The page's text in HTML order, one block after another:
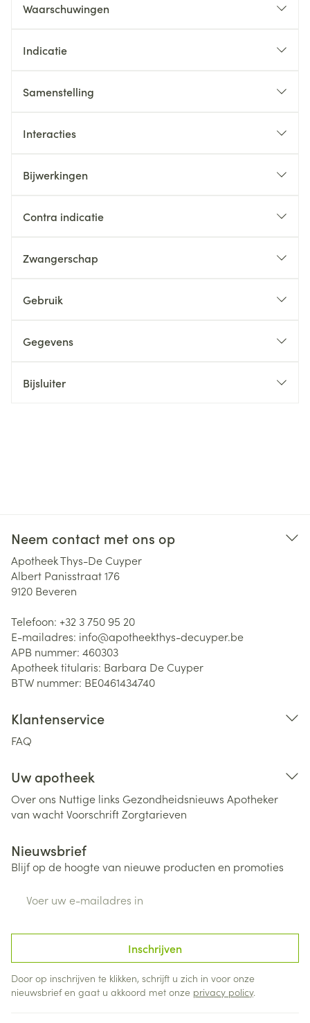
Waarschuwingen
Indicatie
Samenstelling
Interacties
Bijwerkingen
Contra indicatie
Zwangerschap
Gebruik
Gegevens
Bijsluiter
Neem contact met ons op
Apotheek Thys-De Cuyper
Albert Panisstraat 176
9120 Beveren
Telefoon: +32 3 750 95 20
E-mailadres: info@apotheekthys-decuyper.be
APB nummer: 460303
Apotheek titularis: Barbara De Cuyper
BTW nummer: BE0461434740
Klantenservice
FAQ
Uw apotheek
Over ons Nuttige links Gezondheidsnieuws Apotheker
van wachtVoorschriftZorgtarieven
Nieuwsbrief
Blijf op de hoogte van nieuwe producten en promoties
Inschrijven
Door op inschrijven te klikken, schrijft u zich in voor onze
nieuwsbrief en gaat u akkoord met onze privacy policy.